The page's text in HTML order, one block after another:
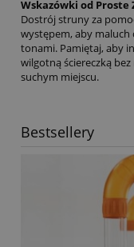
Wskazówki od Proste
Dostrój struny za
występem, aby maluch
tonami. Pamiętaj, aby
wilgotną ściereczką
suchym miejscu.
Bestsellery